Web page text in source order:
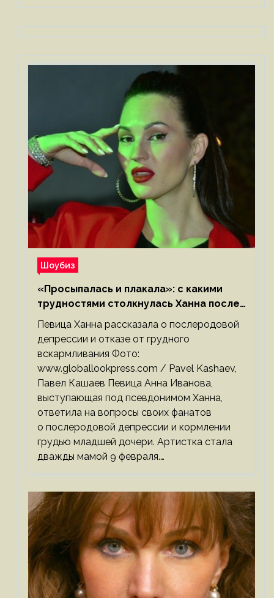
Шоубиз
«Просыпалась и плакала»: с какими
трудностями столкнулась Ханна после
родов
Певица Ханна рассказала о послеродовой
депрессии и отказе от грудного
вскармливания Фото:
www.globallookpress.com / Pavel Kashaev,
Павел Кашаев Певица Анна Иванова,
выступающая под псевдонимом Ханна,
ответила на вопросы своих фанатов
о послеродовой депрессии и кормлении
грудью младшей дочери. Артистка стала
дважды мамой 9 февраля.…